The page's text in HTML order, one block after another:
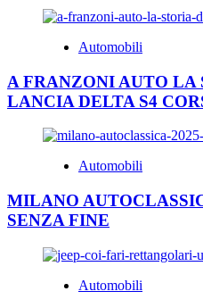
Automobili
A FRANZONI AUTO LA
LANCIA DELTA S4
Automobili
MILANO
SENZA FINE
Automobili